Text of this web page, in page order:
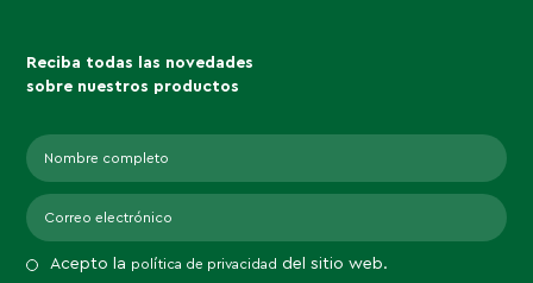
Reciba todas las novedades
sobre nuestros productos
Acepto la política de privacidad del sitio web.